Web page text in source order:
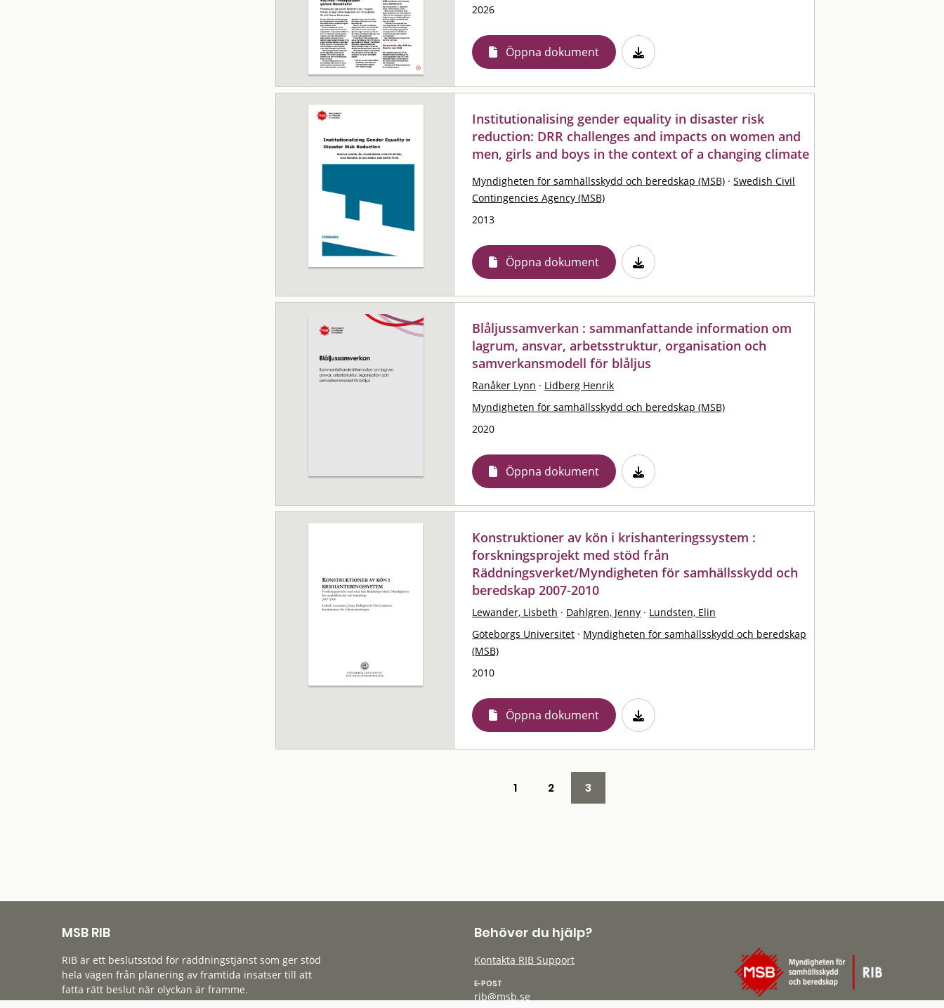
2026
Öppna dokument
Institutionalising gender equality in disaster risk
reduction: DRR challenges and impacts on women and
men, girls and boys in the context of a changing climate
Myndigheten för samhällsskydd och beredskap (MSB) · Swedish Civil
Contingencies Agency (MSB)
2013
Öppna dokument
Blåljussamverkan : sammanfattande information om
lagrum, ansvar, arbetsstruktur, organisation och
samverkansmodell för blåljus
Ranåker Lynn · Lidberg Henrik
Myndigheten för samhällsskydd och beredskap (MSB)
2020
Öppna dokument
Konstruktioner av kön i krishanteringssystem :
forskningsprojekt med stöd från
Räddningsverket/Myndigheten för samhällsskydd och
beredskap 2007-2010
Lewander, Lisbeth · Dahlgren, Jenny · Lundsten, Elin
Göteborgs Universitet · Myndigheten för samhällsskydd och beredskap
(MSB)
2010
Öppna dokument
1 2 3
MSB RIB
RIB är ett beslutsstöd för räddningstjänst som ger stöd
hela vägen från planering av framtida insatser till att
fatta rätt beslut när olyckan är framme.
Behöver du hjälp?
Kontakta RIB Support
E-POST
rib@msb.se